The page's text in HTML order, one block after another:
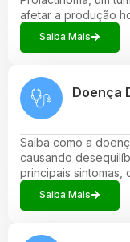
afetar a produção
Saiba Mais
Doença
Saiba como a
causando
principais sintomas,
Saiba Mais